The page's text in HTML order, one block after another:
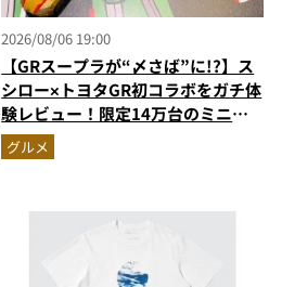
2026/08/06 19:00
【GRスープラが“〆さば”に!?】ス
シロー×トヨタGR初コラボをガチ体
験レビュー！限定14万台のミニカ
ー＆体験型演出に大人も子供も大興
奮間違いなし
グルメ